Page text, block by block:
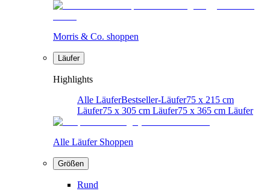
Morris & Co. shoppen
Läufer
Highlights
Alle LäuferBestseller-Läufer75 x 215 cm
Läufer75 x 305 cm Läufer75 x 365 cm Läufer
Alle Läufer Shoppen
Größen
Rund